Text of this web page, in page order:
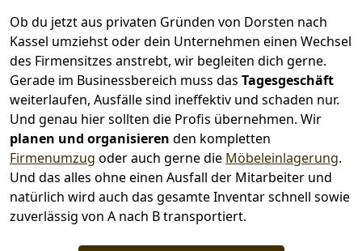
Ob du jetzt aus privaten Gründen von Dorsten nach
Kassel umziehst oder dein Unternehmen einen Wechsel
des Firmensitzes anstrebt, wir begleiten dich gerne.
Gerade im Businessbereich muss das Tagesgeschäft
weiterlaufen, Ausfälle sind ineffektiv und schaden nur.
Und genau hier sollten die Profis übernehmen. Wir
planen und organisieren den kompletten
Firmenumzug oder auch gerne die Möbeleinlagerung.
Und das alles ohne einen Ausfall der Mitarbeiter und
natürlich wird auch das gesamte Inventar schnell sowie
zuverlässig von A nach B transportiert.